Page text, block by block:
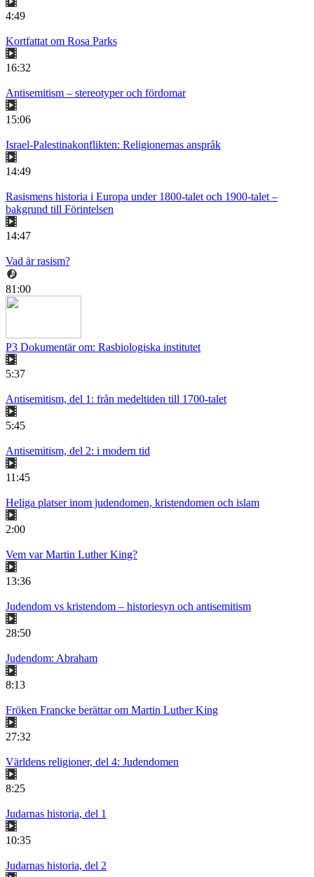
4:49
Kortfattat om Rosa Parks
16:32
Antisemitism – stereotyper och fördomar
15:06
Israel-Palestinakonflikten: Religionernas anspråk
14:49
Rasismens historia i Europa under 1800-talet och 1900-talet –
bakgrund till Förintelsen
14:47
Vad är rasism?
81:00
P3 Dokumentär om: Rasbiologiska institutet
5:37
Antisemitism, del 1: från medeltiden till 1700-talet
5:45
Antisemitism, del 2: i modern tid
11:45
Heliga platser inom judendomen, kristendomen och islam
2:00
Vem var Martin Luther King?
13:36
Judendom vs kristendom – historiesyn och antisemitism
28:50
Judendom: Abraham
8:13
Fröken Francke berättar om Martin Luther King
27:32
Världens religioner, del 4: Judendomen
8:25
Judarnas historia, del 1
10:35
Judarnas historia, del 2